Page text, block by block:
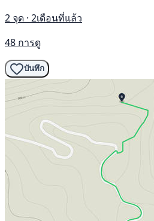
2 จุด · 2เดือนที่แล้ว
48 การดู
บันทึก